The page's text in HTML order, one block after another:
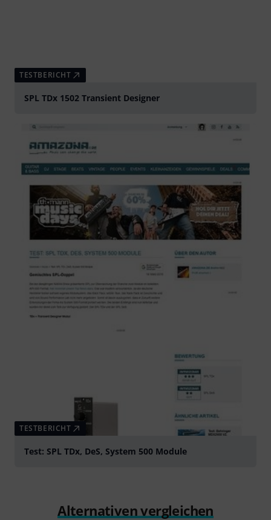
TESTBERICHT
SPL TDx 1502 Transient Designer
TESTBERICHT
Test: SPL TDx, DeS, System 500 Module
Alternativen vergleichen